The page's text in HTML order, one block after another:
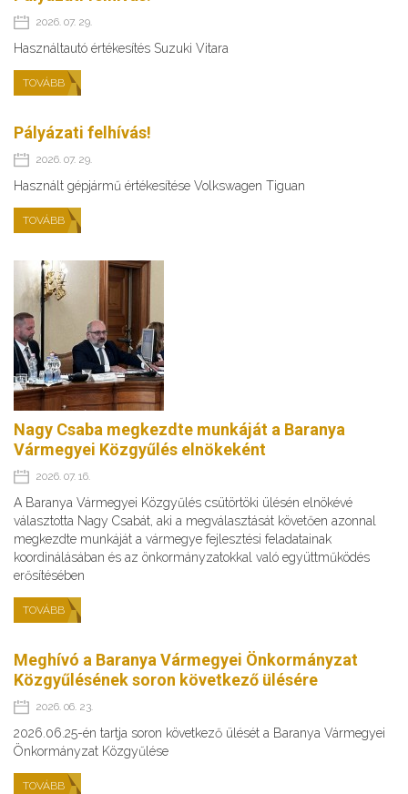
2026. 07. 29.
Használtautó értékesítés Suzuki Vitara
TOVÁBB
Pályázati felhívás!
2026. 07. 29.
Használt gépjármű értékesítése Volkswagen Tiguan
TOVÁBB
Nagy Csaba megkezdte munkáját a Baranya
Vármegyei Közgyűlés elnökeként
2026. 07. 16.
A Baranya Vármegyei Közgyűlés csütörtöki ülésén elnökévé
választotta Nagy Csabát, aki a megválasztását követően azonnal
megkezdte munkáját a vármegye fejlesztési feladatainak
koordinálásában és az önkormányzatokkal való együttműködés
erősítésében
TOVÁBB
Meghívó a Baranya Vármegyei Önkormányzat
Közgyűlésének soron következő ülésére
2026. 06. 23.
2026.06.25-én tartja soron következő ülését a Baranya Vármegyei
Önkormányzat Közgyűlése
TOVÁBB